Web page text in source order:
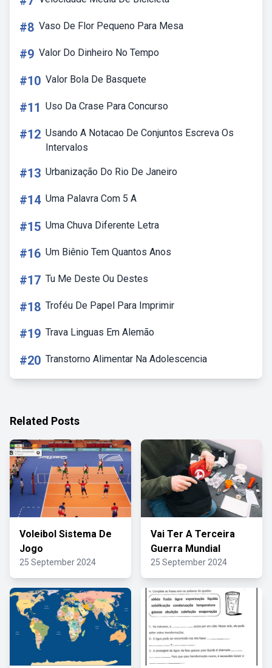
#8 Vaso De Flor Pequeno Para Mesa
#9 Valor Do Dinheiro No Tempo
#10 Valor Bola De Basquete
#11 Uso Da Crase Para Concurso
#12 Usando A Notacao De Conjuntos Escreva Os
Intervalos
#13 Urbanização Do Rio De Janeiro
#14 Uma Palavra Com 5 A
#15 Uma Chuva Diferente Letra
#16 Um Biênio Tem Quantos Anos
#17 Tu Me Deste Ou Destes
#18 Troféu De Papel Para Imprimir
#19 Trava Linguas Em Alemão
#20 Transtorno Alimentar Na Adolescencia
Related Posts
Voleibol Sistema De
Jogo
25 September 2024
Vai Ter A Terceira
Guerra Mundial
25 September 2024